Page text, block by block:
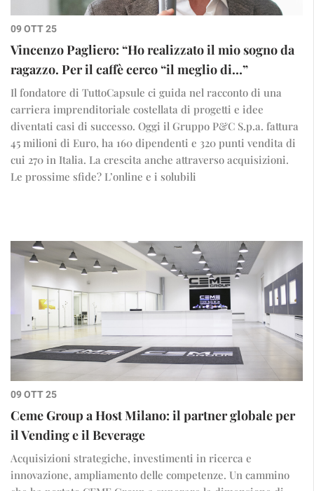
09 OTT 25
Vincenzo Pagliero: “Ho realizzato il mio sogno da
ragazzo. Per il caffè cerco “il meglio di…”
Il fondatore di TuttoCapsule ci guida nel racconto di una
carriera imprenditoriale costellata di progetti e idee
diventati casi di successo. Oggi il Gruppo P&C S.p.a. fattura
45 milioni di Euro, ha 160 dipendenti e 320 punti vendita di
cui 270 in Italia. La crescita anche attraverso acquisizioni.
Le prossime sfide? L’online e i solubili
09 OTT 25
Ceme Group a Host Milano: il partner globale per
il Vending e il Beverage
Acquisizioni strategiche, investimenti in ricerca e
innovazione, ampliamento delle competenze. Un cammino